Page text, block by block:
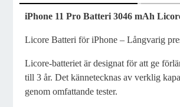
iPhone 11 Pro Batteri 3046 mAh
Licore Batteri för iPhone – Långvarig
Licore-batteriet är designat för att ge
till 3 år. Det kännetecknas av verklig
genom omfattande tester.